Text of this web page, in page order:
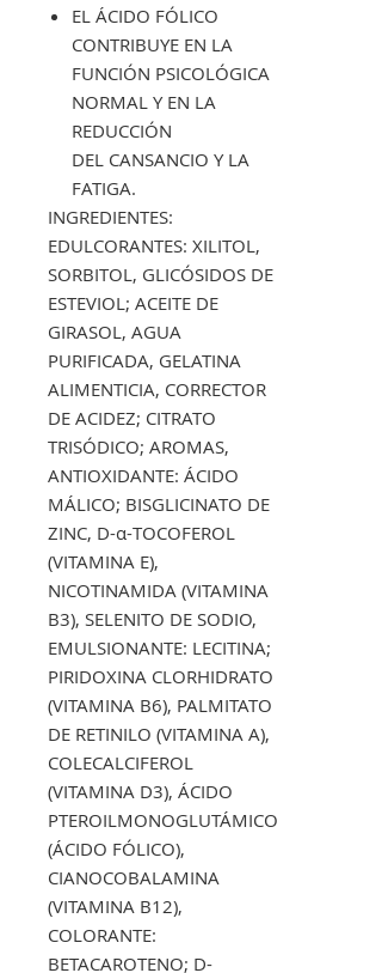
EL ÁCIDO FÓLICO
CONTRIBUYE EN LA
FUNCIÓN PSICOLÓGICA
NORMAL Y EN LA
REDUCCIÓN
DEL CANSANCIO Y LA
FATIGA.
INGREDIENTES:
EDULCORANTES: XILITOL,
SORBITOL, GLICÓSIDOS DE
ESTEVIOL; ACEITE DE
GIRASOL, AGUA
PURIFICADA, GELATINA
ALIMENTICIA, CORRECTOR
DE ACIDEZ; CITRATO
TRISÓDICO; AROMAS,
ANTIOXIDANTE: ÁCIDO
MÁLICO; BISGLICINATO DE
ZINC, D-α-TOCOFEROL
(VITAMINA E),
NICOTINAMIDA (VITAMINA
B3), SELENITO DE SODIO,
EMULSIONANTE: LECITINA;
PIRIDOXINA CLORHIDRATO
(VITAMINA B6), PALMITATO
DE RETINILO (VITAMINA A),
COLECALCIFEROL
(VITAMINA D3), ÁCIDO
PTEROILMONOGLUTÁMICO
(ÁCIDO FÓLICO),
CIANOCOBALAMINA
(VITAMINA B12),
COLORANTE:
BETACAROTENO; D-